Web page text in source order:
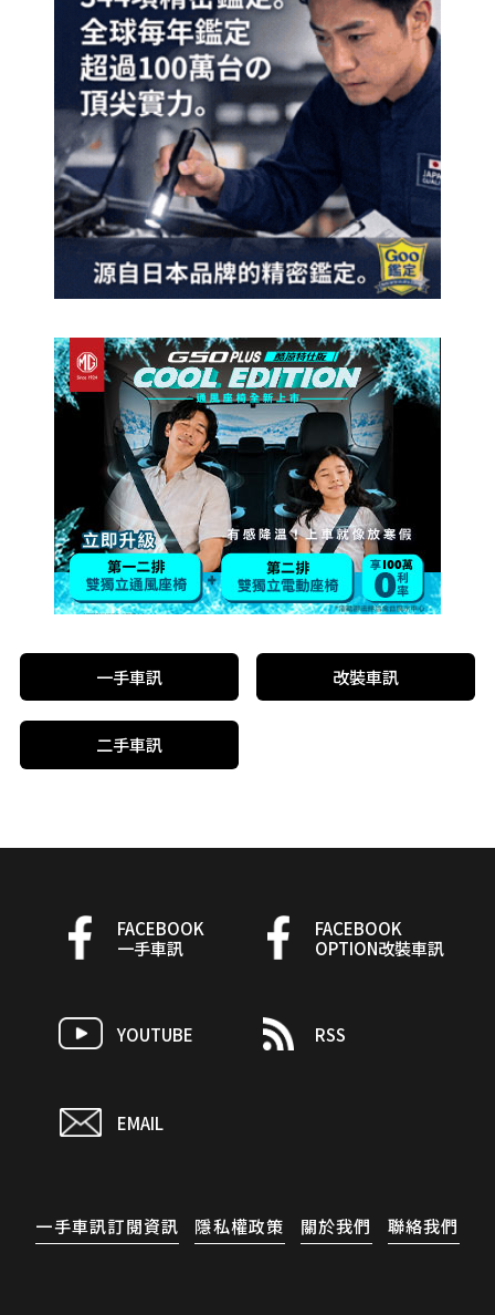
一手車訊 改裝車訊
二手車訊
FACEBOOK
一手車訊
FACEBOOK
OPTION改裝車訊
YOUTUBE RSS
EMAIL
一手車訊訂閱資訊 隱私權政策 關於我們 聯絡我們